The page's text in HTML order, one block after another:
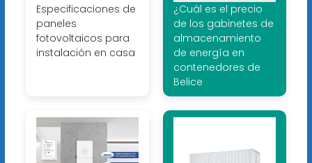
Especificaciones de
paneles
fotovoltaicos para
instalación en casa
¿Cuál es el precio
de los gabinetes de
almacenamiento
de energía en
contenedores de
Belice